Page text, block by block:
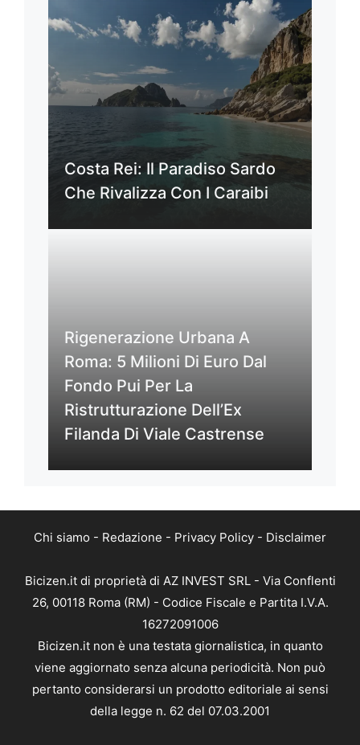
Costa Rei: Il Paradiso Sardo
Che Rivalizza Con I Caraibi
Rigenerazione Urbana A
Roma: 5 Milioni Di Euro Dal
Fondo Pui Per La
Ristrutturazione Dell’Ex
Filanda Di Viale Castrense
Chi siamo - Redazione - Privacy Policy - Disclaimer
Bicizen.it di proprietà di AZ INVEST SRL - Via Conflenti
26, 00118 Roma (RM) - Codice Fiscale e Partita I.V.A.
16272091006
Bicizen.it non è una testata giornalistica, in quanto
viene aggiornato senza alcuna periodicità. Non può
pertanto considerarsi un prodotto editoriale ai sensi
della legge n. 62 del 07.03.2001